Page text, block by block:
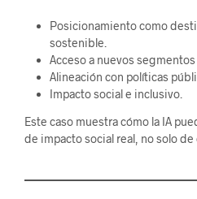
Posicionamiento como
sostenible.
Acceso a nuevos
Alineación con políticas
Impacto social e inclusivo.
Este caso muestra cómo la IA
de impacto social real, no solo de